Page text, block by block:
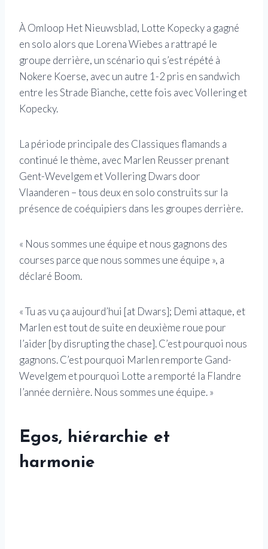
À Omloop Het Nieuwsblad, Lotte Kopecky a gagné
en solo alors que Lorena Wiebes a rattrapé le
groupe derrière, un scénario qui s’est répété à
Nokere Koerse, avec un autre 1-2 pris en sandwich
entre les Strade Bianche, cette fois avec Vollering et
Kopecky.
La période principale des Classiques flamands a
continué le thème, avec Marlen Reusser prenant
Gent-Wevelgem et Vollering Dwars door
Vlaanderen – tous deux en solo construits sur la
présence de coéquipiers dans les groupes derrière.
« Nous sommes une équipe et nous gagnons des
courses parce que nous sommes une équipe », a
déclaré Boom.
« Tu as vu ça aujourd’hui [at Dwars]; Demi attaque, et
Marlen est tout de suite en deuxième roue pour
l’aider [by disrupting the chase]. C’est pourquoi nous
gagnons. C’est pourquoi Marlen remporte Gand-
Wevelgem et pourquoi Lotte a remporté la Flandre
l’année dernière. Nous sommes une équipe. »
Egos, hiérarchie et
harmonie